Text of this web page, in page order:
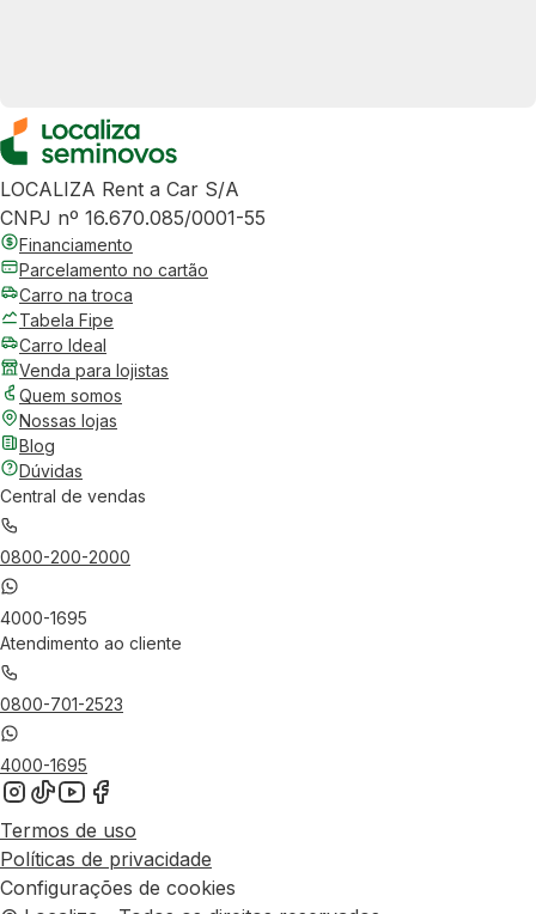
LOCALIZA Rent a Car S/A
CNPJ nº 16.670.085/0001-55
Financiamento
Parcelamento no cartão
Carro na troca
Tabela Fipe
Carro Ideal
Venda para lojistas
Quem somos
Nossas lojas
Blog
Dúvidas
Central de vendas
0800-200-2000
4000-1695
Atendimento ao cliente
0800-701-2523
4000-1695
Termos de uso
Políticas de privacidade
Configurações de cookies